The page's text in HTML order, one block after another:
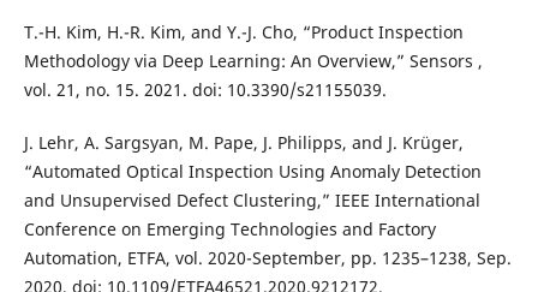
T.-H. Kim, H.-R. Kim, and Y.-J. Cho, “Product Inspection
Methodology via Deep Learning: An Overview,” Sensors ,
vol. 21, no. 15. 2021. doi: 10.3390/s21155039.
J. Lehr, A. Sargsyan, M. Pape, J. Philipps, and J. Krüger,
“Automated Optical Inspection Using Anomaly Detection
and Unsupervised Defect Clustering,” IEEE International
Conference on Emerging Technologies and Factory
Automation, ETFA, vol. 2020-September, pp. 1235–1238, Sep.
2020, doi: 10.1109/ETFA46521.2020.9212172.